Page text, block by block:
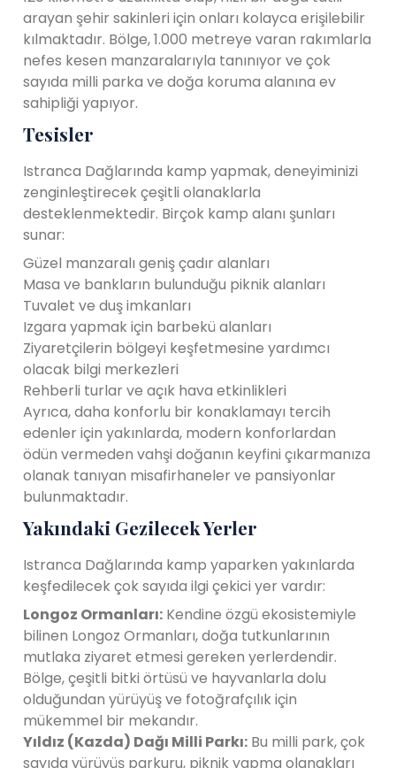
arayan şehir sakinleri için onları kolayca erişilebilir
kılmaktadır. Bölge, 1.000 metreye varan rakımlarla
nefes kesen manzaralarıyla tanınıyor ve çok
sayıda milli parka ve doğa koruma alanına ev
sahipliği yapıyor.
Tesisler
Istranca Dağlarında kamp yapmak, deneyiminizi
zenginleştirecek çeşitli olanaklarla
desteklenmektedir. Birçok kamp alanı şunları
sunar:
Güzel manzaralı geniş çadır alanları
Masa ve bankların bulunduğu piknik alanları
Tuvalet ve duş imkanları
Izgara yapmak için barbekü alanları
Ziyaretçilerin bölgeyi keşfetmesine yardımcı
olacak bilgi merkezleri
Rehberli turlar ve açık hava etkinlikleri
Ayrıca, daha konforlu bir konaklamayı tercih
edenler için yakınlarda, modern konforlardan
ödün vermeden vahşi doğanın keyfini çıkarmanıza
olanak tanıyan misafirhaneler ve pansiyonlar
bulunmaktadır.
Yakındaki Gezilecek Yerler
Istranca Dağlarında kamp yaparken yakınlarda
keşfedilecek çok sayıda ilgi çekici yer vardır:
Longoz Ormanları: Kendine özgü ekosistemiyle
bilinen Longoz Ormanları, doğa tutkunlarının
mutlaka ziyaret etmesi gereken yerlerdendir.
Bölge, çeşitli bitki örtüsü ve hayvanlarla dolu
olduğundan yürüyüş ve fotoğrafçılık için
mükemmel bir mekandır.
Yıldız (Kazda) Dağı Milli Parkı: Bu milli park, çok
sayıda yürüyüş parkuru, piknik yapma olanakları